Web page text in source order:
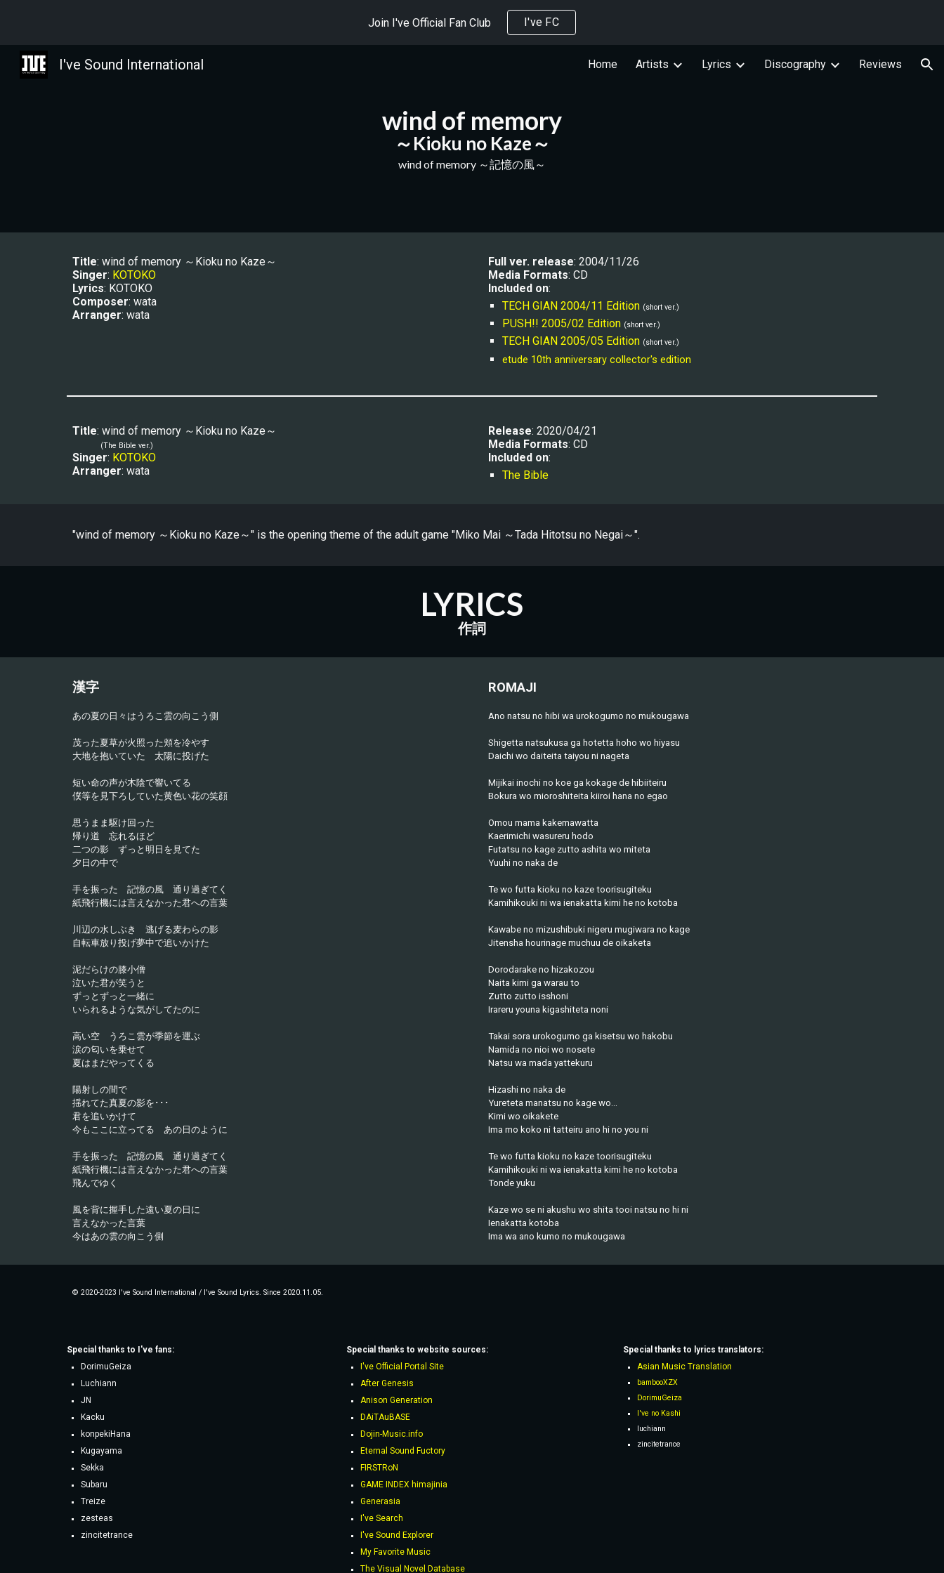
Skip to main content Skip to navigation
Join I've Official Fan Club I've FC
I've Sound International Home Artists Lyrics Discography Reviews
wind of memory
～Kioku no Kaze～
wind of memory ～記憶の風～
Title: wind of memory ～Kioku no Kaze～
Singer: KOTOKO
Lyrics: KOTOKO
Composer: wata
Arranger: wata
Full ver. release: 2004/11/26
Media Formats: CD
Included on:
TECH GIAN 2004/11 Edition (short ver.)
PUSH!! 2005/02 Edition (short ver.)
TECH GIAN 2005/05 Edition (short ver.)
etude 10th anniversary collector's edition
Title: wind of memory ～Kioku no Kaze～
(The Bible ver.)
Singer: KOTOKO
Arranger: wata
Release: 2020/04/21
Media Formats: CD
Included on:
The Bible
"wind of memory ～Kioku no Kaze～" is the opening theme of the adult game "Miko Mai ～Tada Hitotsu no Negai～".
LYRICS
作詞
漢字
あの夏の日々はうろこ雲の向こう側
茂った夏草が火照った頬を冷やす
大地を抱いていた　太陽に投げた
短い命の声が木陰で響いてる
僕等を見下ろしていた黄色い花の笑顔
思うまま駆け回った
帰り道　忘れるほど
二つの影　ずっと明日を見てた
夕日の中で
手を振った　記憶の風　通り過ぎてく
紙飛行機には言えなかった君への言葉
川辺の水しぶき　逃げる麦わらの影
自転車放り投げ夢中で追いかけた
泥だらけの膝小僧
泣いた君が笑うと
ずっとずっと一緒に
いられるような気がしてたのに
高い空　うろこ雲が季節を運ぶ
涙の匂いを乗せて
夏はまだやってくる
陽射しの間で
揺れてた真夏の影を･･･
君を追いかけて
今もここに立ってる　あの日のように
手を振った　記憶の風　通り過ぎてく
紙飛行機には言えなかった君への言葉
飛んでゆく
風を背に握手した遠い夏の日に
言えなかった言葉
今はあの雲の向こう側
ROMAJI
Ano natsu no hibi wa urokogumo no mukougawa
Shigetta natsukusa ga hotetta hoho wo hiyasu
Daichi wo daiteita taiyou ni nageta
Mijikai inochi no koe ga kokage de hibiiteiru
Bokura wo mioroshiteita kiiroi hana no egao
Omou mama kakemawatta
Kaerimichi wasureru hodo
Futatsu no kage zutto ashita wo miteta
Yuuhi no naka de
Te wo futta kioku no kaze toorisugiteku
Kamihikouki ni wa ienakatta kimi he no kotoba
Kawabe no mizushibuki nigeru mugiwara no kage
Jitensha hourinage muchuu de oikaketa
Dorodarake no hizakozou
Naita kimi ga warau to
Zutto zutto isshoni
Irareru youna kigashiteta noni
Takai sora urokogumo ga kisetsu wo hakobu
Namida no nioi wo nosete
Natsu wa mada yattekuru
Hizashi no naka de
Yureteta manatsu no kage wo...
Kimi wo oikakete
Ima mo koko ni tatteiru ano hi no you ni
Te wo futta kioku no kaze toorisugiteku
Kamihikouki ni wa ienakatta kimi he no kotoba
Tonde yuku
Kaze wo se ni akushu wo shita tooi natsu no hi ni
Ienakatta kotoba
Ima wa ano kumo no mukougawa
© 2020-2023 I've Sound International / I've Sound Lyrics. Since 2020.11.05.
Special thanks to I've fans:
DorimuGeiza
Luchiann
JN
Kacku
konpekiHana
Kugayama
Sekka
Subaru
Treize
zesteas
zincitetrance
Special thanks to website sources:
I've Official Portal Site
After Genesis
Anison Generation
DAiTAuBASE
Dojin-Music.info
Eternal Sound Fuctory
FIRSTRoN
GAME INDEX himajinia
Generasia
I've Search
I've Sound Explorer
My Favorite Music
The Visual Novel Database
Special thanks to lyricstranslators:
Asian Music Translation
bambooXZX
DorimuGeiza
I've no Kashi
Iuchiann
zincitetrance